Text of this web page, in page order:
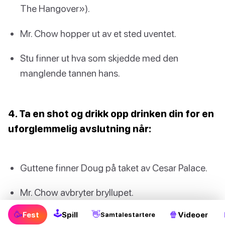
The Hangover»).
Mr. Chow hopper ut av et sted uventet.
Stu finner ut hva som skjedde med den
manglende tannen hans.
4. Ta en shot og drikk opp drinken din for en
uforglemmelig avslutning når:
Guttene finner Doug på taket av Cesar Palace.
Mr. Chow avbryter bryllupet.
Guttene ser på bildene fra den ville natten deres
🥳Fest 🕹Spill 👋Samtalestartere 🍿 Videoer